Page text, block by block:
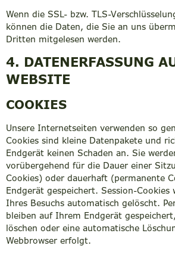
Wenn die SSL- bzw. TLS-
können die Daten, die Sie an uns
Dritten mitgelesen werden.
4. DATENERFASSUNG
WEBSITE
COOKIES
Unsere Internetseiten verwenden so
Cookies sind kleine Datenpakete und
Endgerät keinen Schaden an. Sie
vorübergehend für die Dauer einer
Cookies) oder dauerhaft (permanente
Endgerät gespeichert. Session-Cookies
Ihres Besuchs automatisch gelöscht.
bleiben auf Ihrem Endgerät
löschen oder eine automatische
Webbrowser erfolgt.